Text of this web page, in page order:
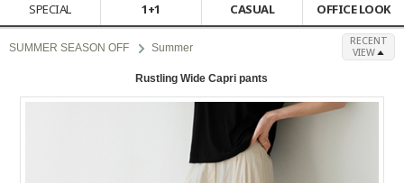
SPECIAL
1+1 CASUAL OFFICE LOOK
SUMMER SEASON OFF Summer
RECENT
VIEW
Rustling Wide Capri pants